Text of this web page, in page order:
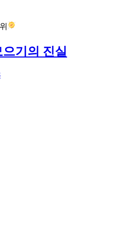
기의 진실